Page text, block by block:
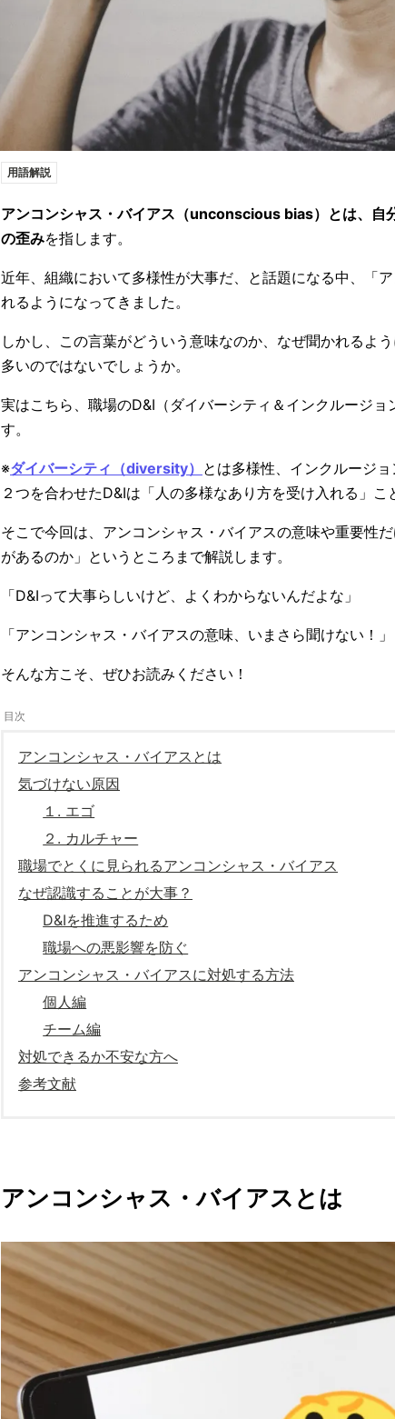
用語解説
アンコンシャス・バイアス（unconscious bias）とは、自
の歪みを指します。
近年、組織において多様性が大事だ、と話題になる中、「
れるようになってきました。
しかし、この言葉がどういう意味なのか、なぜ聞かれるよ
多いのではないでしょうか。
実はこちら、職場のD&I（ダイバーシティ＆インクルージ
す。
※ダイバーシティ（diversity） とは多様性、インクルージ
２つを合わせたD&Iは「人の多様なあり方を受け入れる」こ
そこで今回は、アンコンシャス・バイアスの意味や重要性
があるのか」というところまで解説します。
「D&Iって大事らしいけど、よくわからないんだよな」
「アンコンシャス・バイアスの意味、いまさら聞けない！」
そんな方こそ、ぜひお読みください！
アンコンシャス・バイアスとは
気づけない原因
１. エゴ
２. カルチャー
職場でとくに見られるアンコンシャス・バイアス
なぜ認識することが大事？
D&Iを推進するため
職場への悪影響を防ぐ
アンコンシャス・バイアスに対処する方法
個人編
チーム編
対処できるか不安な方へ
参考文献
アンコンシャス・バイアスとは